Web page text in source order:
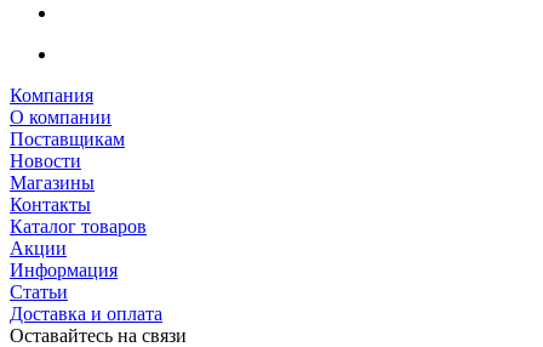
Компания
О компании
Поставщикам
Новости
Магазины
Контакты
Каталог товаров
Акции
Информация
Статьи
Доставка и оплата
Оставайтесь на связи